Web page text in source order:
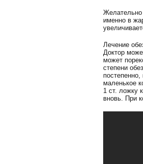
Желательно
именно в
Лечение
Доктор
может
степени
маленькое
1 ст. ложку
вновь. При